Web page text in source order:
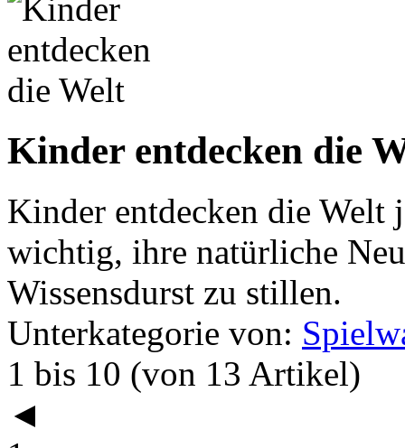
Kinder entdecken die
Kinder entdecken die Welt
wichtig, ihre natürliche
Wissensdurst zu stillen.
Unterkategorie von:
1 bis 10 (von 13 Artikel)
◄